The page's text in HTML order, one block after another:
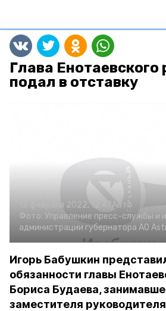
Глава Енотаевского
подал в отставку
13 февраля 2022, 12:47 Авто
Фото: Управление пресс-службы и
администрации губернатора АО
Игорь Бабушкин
обязанности главы
Бориса Будаева,
заместителя руководителя